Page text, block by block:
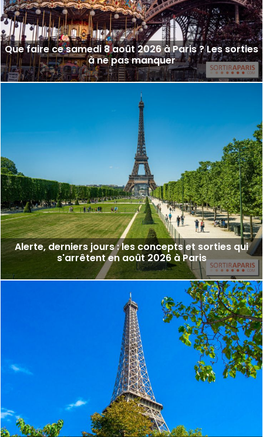
Que faire ce samedi 8 août 2026 à Paris ? Les sorties
à ne pas manquer
Alerte, derniers jours : les concepts et sorties qui
s'arrêtent en août 2026 à Paris